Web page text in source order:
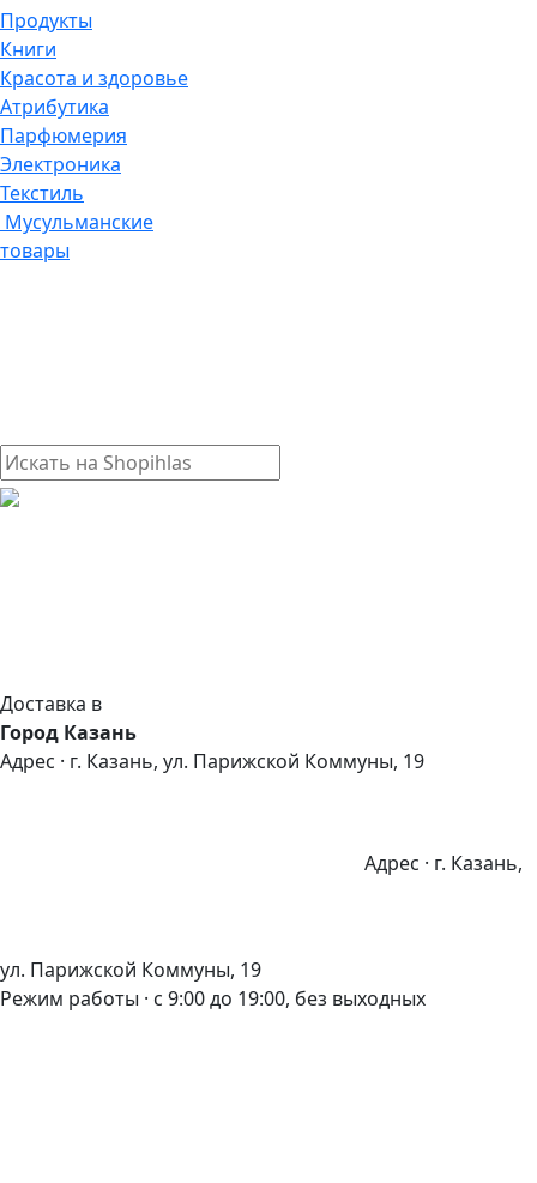
Продукты
Книги
Красота и здоровье
Атрибутика
Парфюмерия
Электроника
Текстиль
Мусульманские
товары
Доставка в
Город Казань
Адрес · г. Казань, ул. Парижской Коммуны, 19
Адрес · г. Казань,
ул. Парижской Коммуны, 19
Режим работы · с 9:00 до 19:00, без выходных